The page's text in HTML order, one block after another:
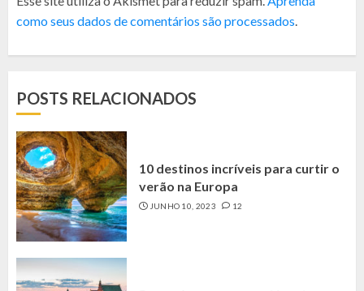
como seus dados de comentários são processados
POSTS RELACIONADOS
10 destinos incríveis para curtir o
verão na Europa
JUNHO 10, 2023 12